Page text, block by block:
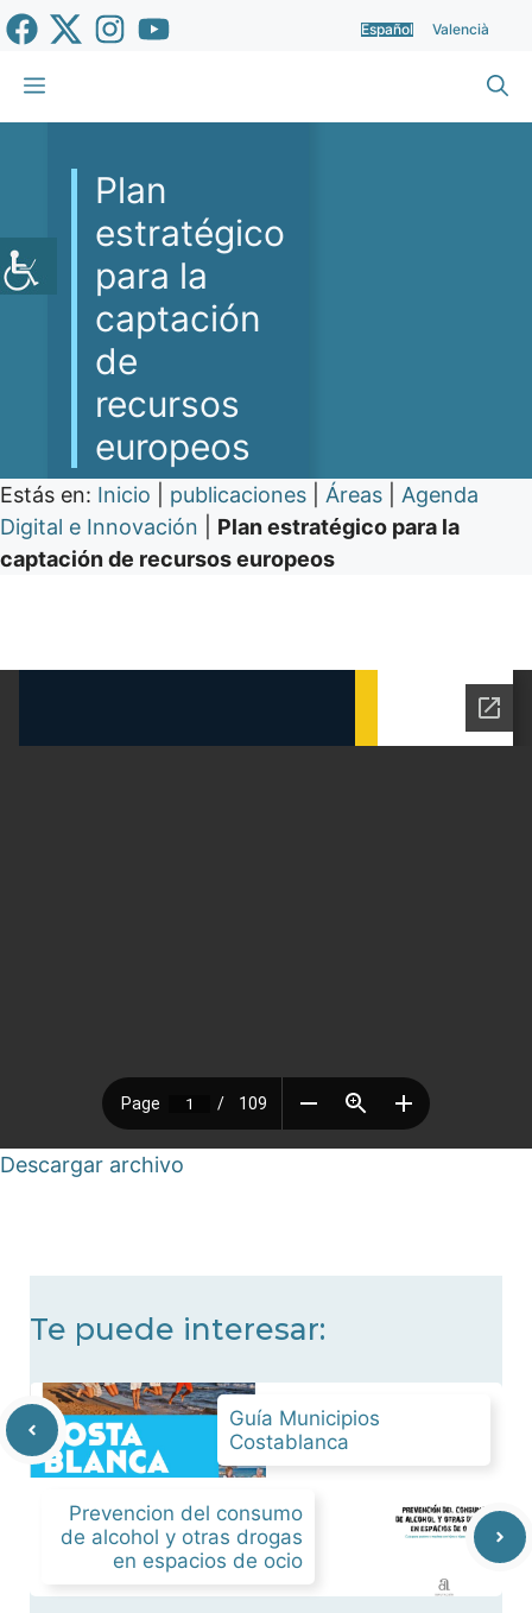
Saltar
al
contenido
Español Valencià
Menú
Plan
estratégico
para la
captación
de
recursos
europeos
Estás en: Inicio publicaciones Áreas
Agenda
Digital e Innovación
Plan estratégico para la
captación de recursos europeos
Descargar archivo
Te puede interesar:
Guía Municipios
Costablanca
Prevencion del consumo
de alcohol y otras drogas
en espacios de ocio